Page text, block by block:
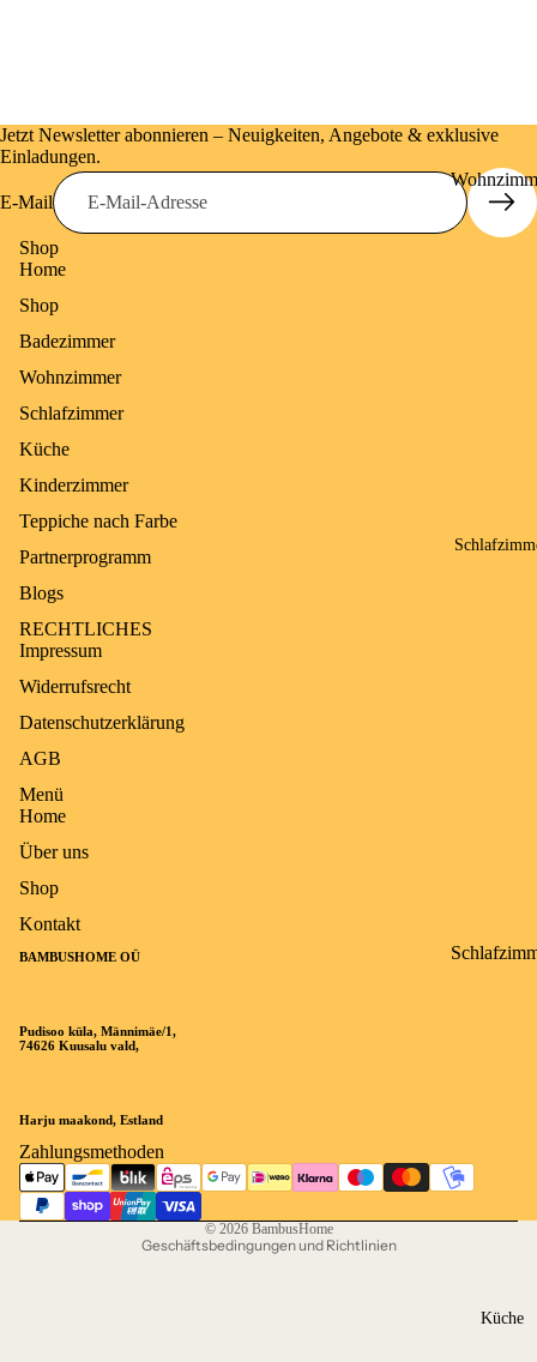
-Teppiche
Kissen
Küche
Jetzt Newsletter abonnieren – Neuigkeiten, Angebote & exklusive
Einladungen.
E-Mail
Shop
Home
Shop
Badezimmer
Wohnzimmer
Schlafzimmer
Küche
Kinderzimmer
Teppiche nach Farbe
Partnerprogramm
Blogs
RECHTLICHES
Impressum
Widerrufsrecht
Datenschutzerklärung
AGB
Menü
Home
Über uns
Shop
Kontakt
BAMBUSHOME OÜ
Pudisoo küla, Männimäe/1,
74626 Kuusalu vald,
Harju maakond, Estland
Zahlungsmethoden
© 2026 BambusHome
Geschäftsbedingungen und Richtlinien
Widerrufsrecht
Impressum
Kontaktinformationen